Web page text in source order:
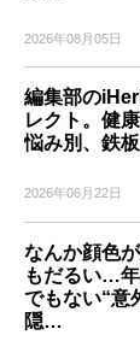
2026年08月05日
編集部の
レクト。健
悩み別、鉄
2026年06月22日
なんか顔色
もだるい…
でもない“意
隠…